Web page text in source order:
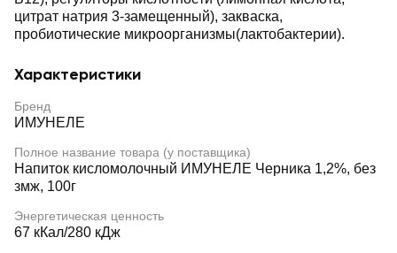
цитрат натрия 3-замещенный), закваска,
пробиотические микроорганизмы(лактобактерии).
Характеристики
Бренд
ИМУНЕЛЕ
Полное название товара (у поставщика)
Напиток кисломолочный ИМУНЕЛЕ Черника 1,2%, без
змж, 100г
Энергетическая ценность
67 кКал/280 кДж